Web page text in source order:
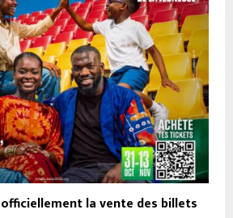
la vente des billets